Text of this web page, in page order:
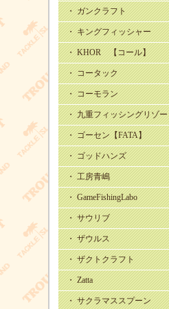
・ ガンクラフト
・ キングフィッシャー
・ KHOR 【コール】
・ コータック
・ コーモラン
・ 九重フィッシングリゾ
・ ゴーセン【FATA】
・ ゴッドハンズ
・ 工房青嶋
・ GameFishingLabo
・ サウリブ
・ ザウルス
・ ザクトクラフト
・ Zatta
・ サクラマススプーン